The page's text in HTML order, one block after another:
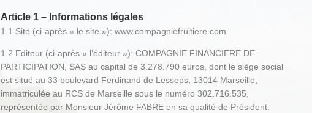
Article 1 – Informations légales
1.1 Site (ci-après « le site »): www.compagniefruitiere.com
1.2 Editeur (ci-après « l’éditeur »): COMPAGNIE FINANCIERE DE
PARTICIPATION, SAS au capital de 3.278.790 euros, dont le siège social
est situé au 33 boulevard Ferdinand de Lesseps, 13014 Marseille,
immatriculée au RCS de Marseille sous le numéro 302.716.535,
représentée par Monsieur Jérôme FABRE en sa qualité de Président.